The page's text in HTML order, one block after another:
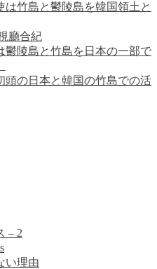
は竹島と鬱陵島を韓国領土と
廳合紀
鬱陵島と竹島を日本の一部で
頭の日本と韓国の竹島での活
– 2
い理由